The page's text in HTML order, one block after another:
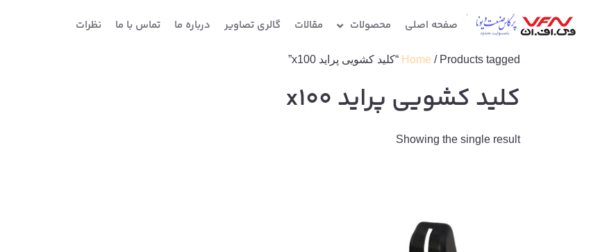
صفحه اصلی محصولات مقالات گالری تصاویر درباره ما تماس با ما نظرات
Home / Products tagged “کلید کشویی پراید x100”
کلید کشویی پراید x100
Showing the single result